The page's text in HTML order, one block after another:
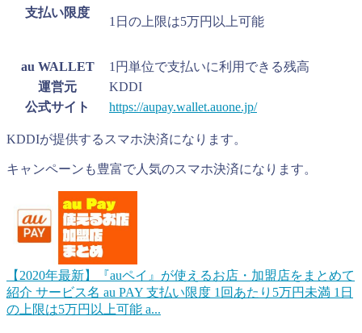
支払い限度
1日の上限は5万円以上可能
au WALLET
1円単位で支払いに利用できる残高
運営元
KDDI
公式サイト
https://aupay.wallet.auone.jp/
KDDIが提供するスマホ決済になります。
キャンペーンも豊富で人気のスマホ決済になります。
【2020年最新】『auペイ』が使えるお店・加盟店をまとめて
紹介 サービス名 au PAY 支払い限度 1回あたり5万円未満 1日
の上限は5万円以上可能 a...